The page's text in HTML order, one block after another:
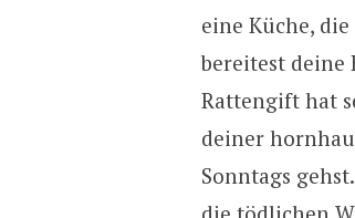
eine Küche,
bereitest deine
Rattengift hat
deiner
Sonntags